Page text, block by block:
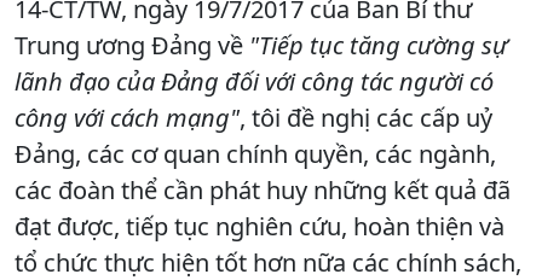
14-CT/TW, ngày 19/7/2017 của Ban Bí thư
Trung ương Đảng về "Tiếp tục tăng cường sự
lãnh đạo của Đảng đối với công tác người có
công với cách mạng", tôi đề nghị các cấp uỷ
Đảng, các cơ quan chính quyền, các ngành,
các đoàn thể cần phát huy những kết quả đã
đạt được, tiếp tục nghiên cứu, hoàn thiện và
tổ chức thực hiện tốt hơn nữa các chính sách,